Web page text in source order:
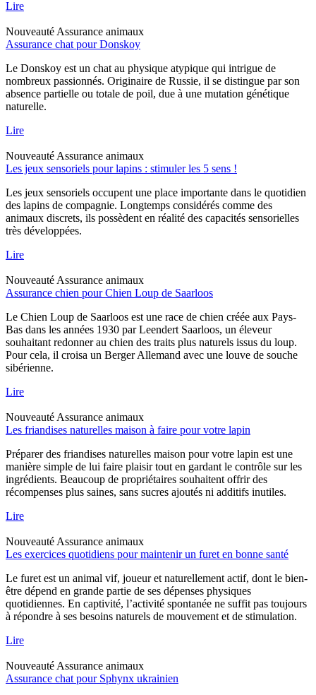
Lire
Nouveauté Assurance animaux
Assurance chat pour Donskoy
Le Donskoy est un chat au physique atypique qui intrigue de
nombreux passionnés. Originaire de Russie, il se distingue par son
absence partielle ou totale de poil, due à une mutation génétique
naturelle.
Lire
Nouveauté Assurance animaux
Les jeux sensoriels pour lapins : stimuler les 5 sens !
Les jeux sensoriels occupent une place importante dans le quotidien
des lapins de compagnie. Longtemps considérés comme des
animaux discrets, ils possèdent en réalité des capacités sensorielles
très développées.
Lire
Nouveauté Assurance animaux
Assurance chien pour Chien Loup de Saarloos
Le Chien Loup de Saarloos est une race de chien créée aux Pays-
Bas dans les années 1930 par Leendert Saarloos, un éleveur
souhaitant redonner au chien des traits plus naturels issus du loup.
Pour cela, il croisa un Berger Allemand avec une louve de souche
sibérienne.
Lire
Nouveauté Assurance animaux
Les friandises naturelles maison à faire pour votre lapin
Préparer des friandises naturelles maison pour votre lapin est une
manière simple de lui faire plaisir tout en gardant le contrôle sur les
ingrédients. Beaucoup de propriétaires souhaitent offrir des
récompenses plus saines, sans sucres ajoutés ni additifs inutiles.
Lire
Nouveauté Assurance animaux
Les exercices quotidiens pour maintenir un furet en bonne santé
Le furet est un animal vif, joueur et naturellement actif, dont le bien-
être dépend en grande partie de ses dépenses physiques
quotidiennes. En captivité, l’activité spontanée ne suffit pas toujours
à répondre à ses besoins naturels de mouvement et de stimulation.
Lire
Nouveauté Assurance animaux
Assurance chat pour Sphynx ukrainien